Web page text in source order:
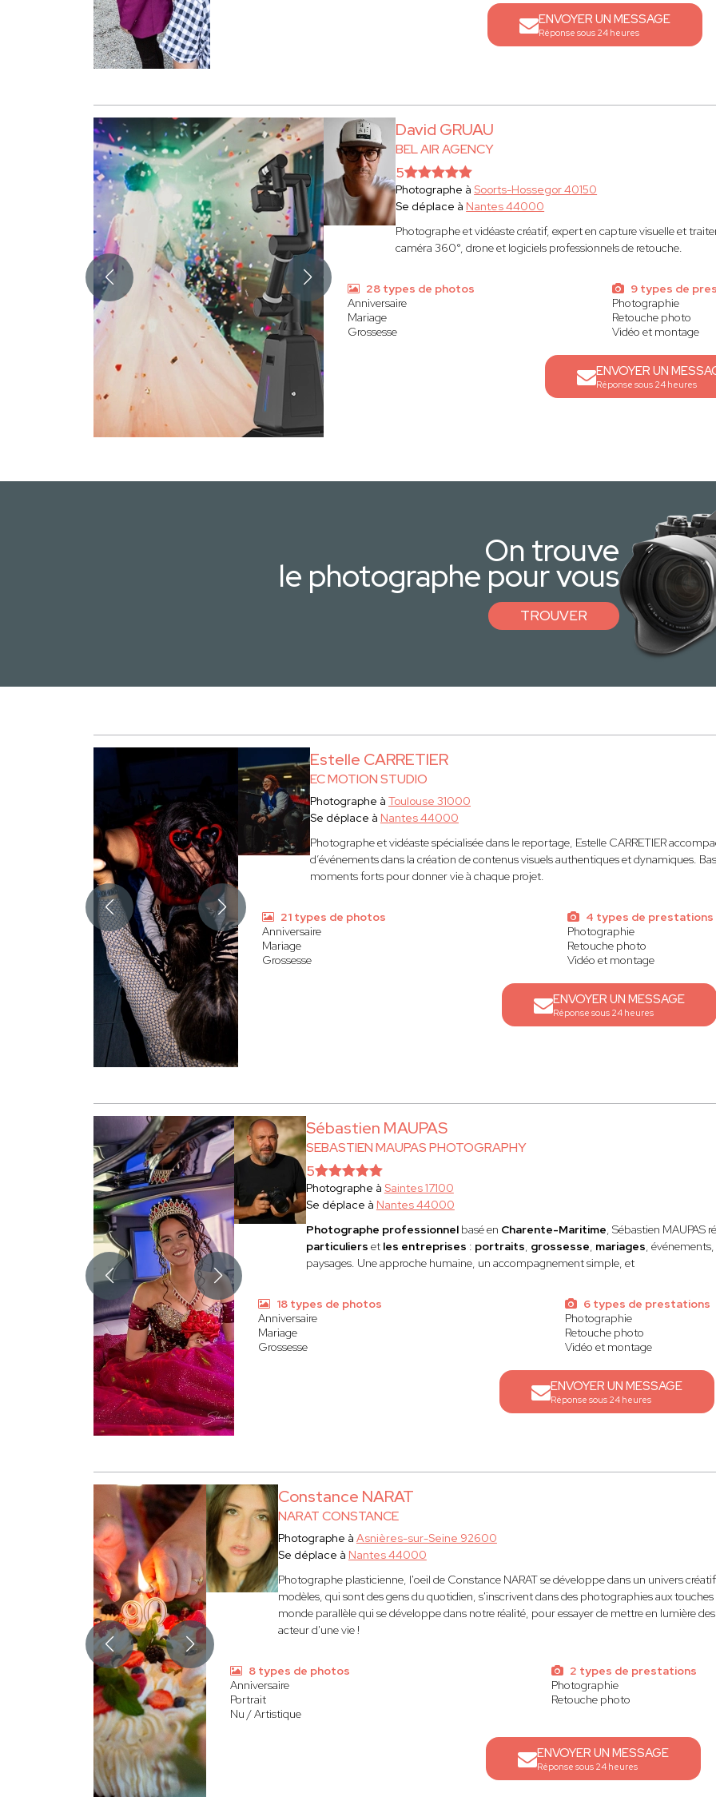
ENVOYER UN MESSAGE
Réponse sous 24 heures
David GRUAU
BEL AIR AGENCY
5
Photographe àSoorts-Hossegor 40150
Se déplace à Nantes 44000
Photographe et vidéaste créatif, expert en capture visuelle et
caméra 360°, drone et logiciels professionnels de retouche.
28 types de photos
Anniversaire
Mariage
Grossesse
9 types de
Photographie
Retouche photo
Vidéo et montage
ENVOYER UN
Réponse sous 24 heures
On trouve
le photographe pour vous
TROUVER
Estelle CARRETIER
EC MOTION STUDIO
Photographe à Toulouse 31000
Se déplace à Nantes 44000
Photographe et vidéaste spécialisée dans le reportage, Estelle CARRETIER
d’événements dans la création de contenus visuels authentiques et dynamiques.
moments forts pour donner vie à chaque projet.
21 types de photos
Anniversaire
Mariage
Grossesse
4 types de prestations
Photographie
Retouche photo
Vidéo et montage
ENVOYER UN MESSAGE
Réponse sous 24 heures
Sébastien MAUPAS
SEBASTIEN MAUPAS PHOTOGRAPHY
5
Photographe à Saintes 17100
Se déplace à Nantes 44000
Photographe professionnel basé en Charente-Maritime, Sébastien MAUPAS
particuliers et les entreprises : portraits, grossesse, mariages,
paysages. Une approche humaine, un accompagnement simple, et
18 types de photos
Anniversaire
Mariage
Grossesse
6 types de prestations
Photographie
Retouche photo
Vidéo et montage
ENVOYER UN MESSAGE
Réponse sous 24 heures
Constance NARAT
NARAT CONSTANCE
Photographe à Asnières-sur-Seine 92600
Se déplace à Nantes 44000
Photographe plasticienne, l'oeil de Constance NARAT se développe dans un univers
modèles, qui sont des gens du quotidien, s'inscrivent dans des photographies aux
monde parallèle qui se développe dans notre réalité, pour essayer de mettre en lumière
acteur d'une vie !
8 types de photos
Anniversaire
Portrait
Nu / Artistique
2 types de prestations
Photographie
Retouche photo
ENVOYER UN MESSAGE
Réponse sous 24 heures